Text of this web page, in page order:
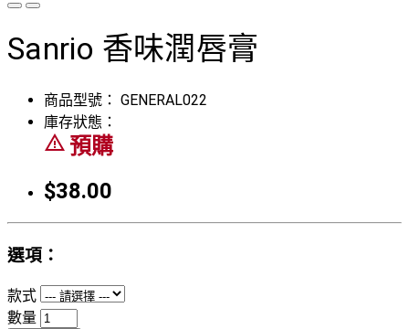
Sanrio 香味潤唇膏
商品型號： GENERAL022
庫存狀態：
warning_amber 預購
$38.00
選項：
款式
數量